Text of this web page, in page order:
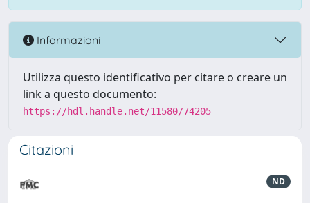
Informazioni
Utilizza questo identificativo per citare o creare un
link a questo documento:
https://hdl.handle.net/11580/74205
Citazioni
ND